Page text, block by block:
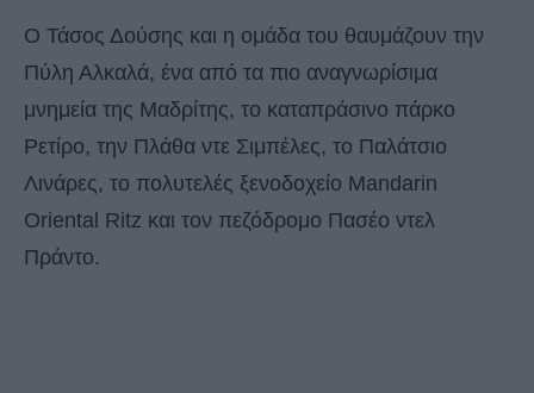
Ο Τάσος Δούσης και η ομάδα του θαυμάζουν την
Πύλη Αλκαλά, ένα από τα πιο αναγνωρίσιμα
μνημεία της Μαδρίτης, το καταπράσινο πάρκο
Ρετίρο, την Πλάθα ντε Σιμπέλες, το Παλάτσιο
Λινάρες, το πολυτελές ξενοδοχείο Mandarin
Oriental Ritz και τον πεζόδρομο Πασέο ντελ
Πράντο.